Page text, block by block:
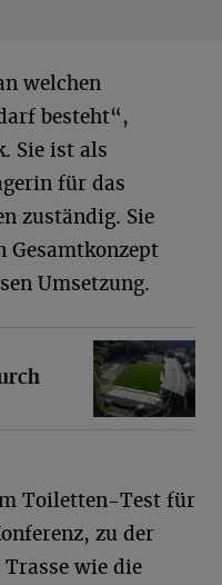
welchen
besteht“,
Sie ist als
für das
zuständig. Sie
Gesamtkonzept
Umsetzung.
Aufkleber außer Betrieb
Toiletten-Test für
zu der
wie die